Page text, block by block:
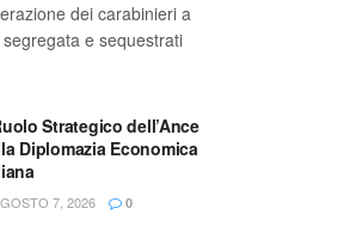
dei carabinieri a
e sequestrati
Strategico dell’Ance
Diplomazia Economica
7, 2026 0